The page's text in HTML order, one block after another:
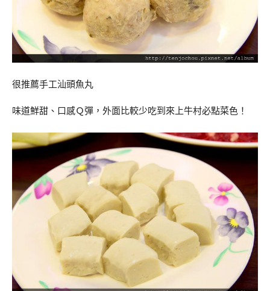
很推薦手工汕頭魚丸
味道鮮甜、口感Ｑ彈，外面比較少吃到來上牛村必點菜色！